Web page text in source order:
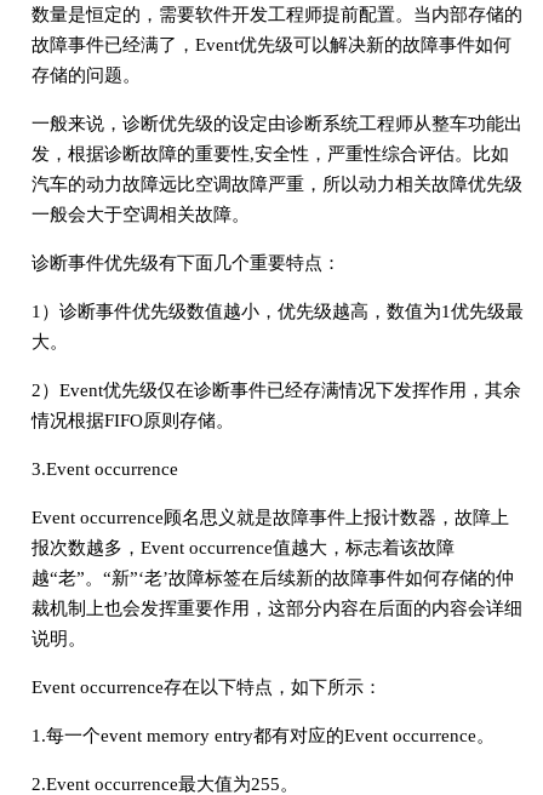
数量是恒定的，需要软件开发工程师提前配置。当内部存储的
故障事件已经满了，Event优先级可以解决新的故障事件如何
存储的问题。
一般来说，诊断优先级的设定由诊断系统工程师从整车功能出
发，根据诊断故障的重要性,安全性，严重性综合评估。比如
汽车的动力故障远比空调故障严重，所以动力相关故障优先级
一般会大于空调相关故障。
诊断事件优先级有下面几个重要特点：
1）诊断事件优先级数值越小，优先级越高，数值为1优先级最
大。
2）Event优先级仅在诊断事件已经存满情况下发挥作用，其余
情况根据FIFO原则存储。
3.Event occurrence
Event occurrence顾名思义就是故障事件上报计数器，故障上
报次数越多，Event occurrence值越大，标志着该故障
越“老”。“新”‘老’故障标签在后续新的故障事件如何存储的仲
裁机制上也会发挥重要作用，这部分内容在后面的内容会详细
说明。
Event occurrence存在以下特点，如下所示：
1.每一个event memory entry都有对应的Event occurrence。
2.Event occurrence最大值为255。